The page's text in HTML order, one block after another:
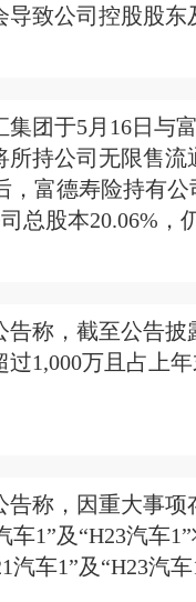
致公司控股股
团于5月16日与
持公司无限售
，富德寿险持有
总股本20.06%，
告称，截至公告
1,000万且占上
告称，因重大事
车1”及“H23汽车
汽车1”及“H23汽